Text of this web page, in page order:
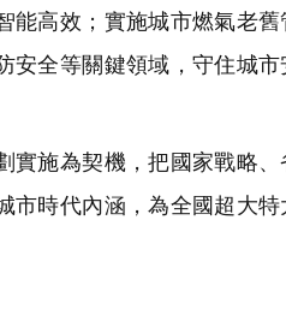
能高效；實施城市燃氣老
安全等關鍵領域，守住城
施為契機，把國家戰略
時代內涵，為全國超大特